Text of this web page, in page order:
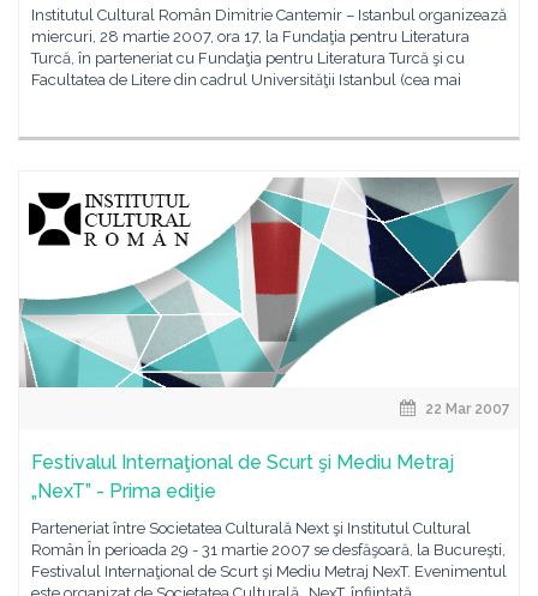
Institutul Cultural Român Dimitrie Cantemir – Istanbul organizează
miercuri, 28 martie 2007, ora 17, la Fundaţia pentru Literatura
Turcă, în parteneriat cu Fundaţia pentru Literatura Turcă şi cu
Facultatea de Litere din cadrul Universităţii Istanbul (cea mai
22 Mar 2007
Festivalul Internaţional de Scurt şi Mediu Metraj
„NexT” - Prima ediţie
Parteneriat între Societatea Culturală Next şi Institutul Cultural
Român În perioada 29 - 31 martie 2007 se desfăşoară, la Bucureşti,
Festivalul Internaţional de Scurt şi Mediu Metraj NexT. Evenimentul